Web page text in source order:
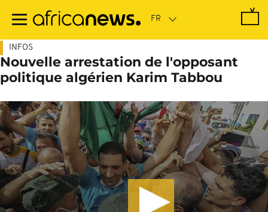
contenu
INFOS
Nouvelle arrestation de l'opposant
politique algérien Karim Tabbou